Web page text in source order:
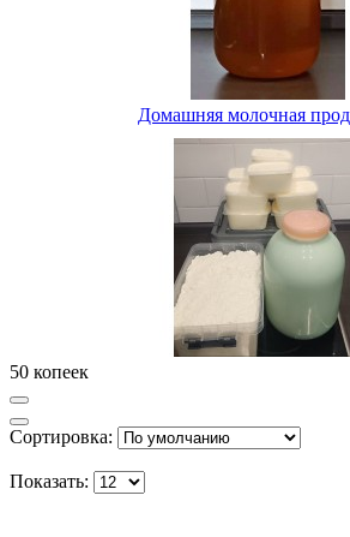
Домашняя молочная
50 копеек
Сортировка:
Показать: